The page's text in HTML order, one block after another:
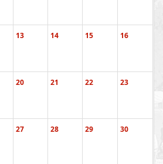
13 14 15 16
20 21 22 23
27 28 29 30